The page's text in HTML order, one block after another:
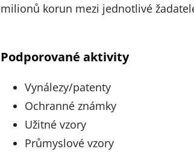
milionů korun mezi jednotlivé
Podporované aktivity
Vynálezy/patenty
Ochranné známky
Užitné vzory
Průmyslové vzory